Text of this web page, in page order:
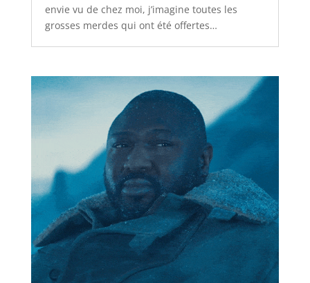
envie vu de chez moi, j’imagine toutes les
grosses merdes qui ont été offertes…